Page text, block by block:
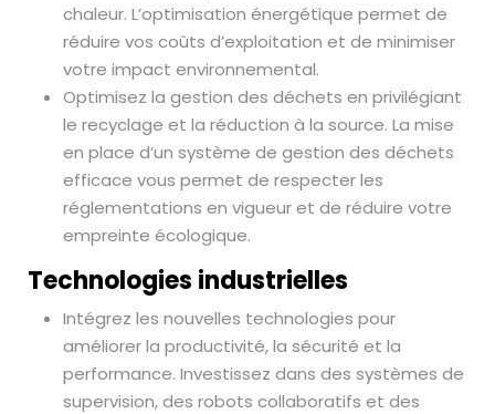
chaleur. L’optimisation énergétique permet de
réduire vos coûts d’exploitation et de minimiser
votre impact environnemental.
Optimisez la gestion des déchets en privilégiant
le recyclage et la réduction à la source. La mise
en place d’un système de gestion des déchets
efficace vous permet de respecter les
réglementations en vigueur et de réduire votre
empreinte écologique.
Technologies industrielles
Intégrez les nouvelles technologies pour
améliorer la productivité, la sécurité et la
performance. Investissez dans des systèmes de
supervision, des robots collaboratifs et des